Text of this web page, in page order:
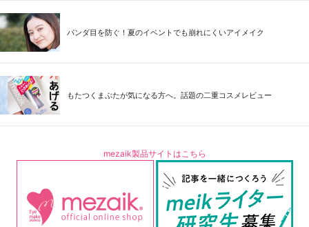
パンダ目を防ぐ！夏のイベントでも崩れにくいアイメイク
もたつくまぶたが気になる方へ。話題の二重コスメレビュー
mezaik製品サイトはこちら